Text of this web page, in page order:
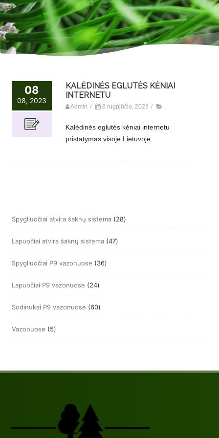
08
08, 2023
KALĖDINĖS EGLUTĖS KĖNIAI
INTERNETU
Admin / 8 rugpjūčio, 2023 /
Kalėdinės eglutės kėniai internetu
pristatymas visoje Lietuvoje.
Spygliuočiai atvira šaknų sistema 2828
produktai
Lapuočiai atvira šaknų sistema 4747
produktai
Spygliuočiai P9 vazonuose
3636
produktai
Lapuočiai P9 vazonuose
2424
produktai
Sodinukai P9 vazonuose
6060
produktų
Vazonuose
55
produktai